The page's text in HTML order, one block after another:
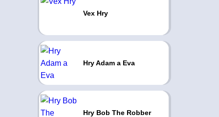
Vex Hry
Hry Adam a Eva
Hry Bob The Robber